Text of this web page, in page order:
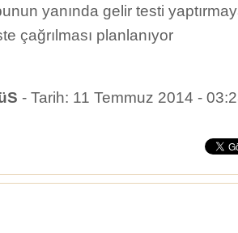
yanında gelir testi
çağrılması planlanıyor
- Tarih: 11 Temmuz 2014 -